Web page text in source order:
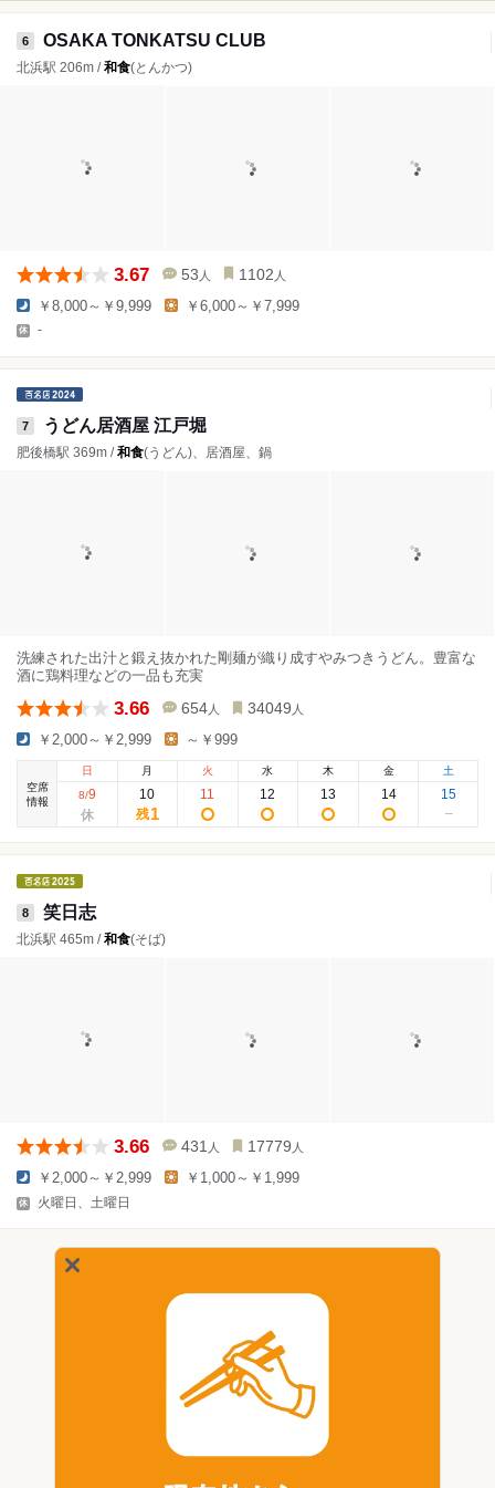
6 OSAKA TONKATSU CLUB
北浜駅 206m /和食(とんかつ)
3.67 53 人 1102 人
￥8,000～￥9,999 ￥6,000～￥7,999
-
7 うどん居酒屋 江戸堀
肥後橋駅 369m /和食(うどん)、居酒屋、鍋
洗練された出汁と鍛え抜かれた剛麺が織り成すやみつきうどん。豊富な
酒に鶏料理などの一品も充実
3.66 654 人 34049 人
￥2,000～￥2,999 ～￥999
空席
情報
日
8/9
月
10
残1
火
11
水
12
木
13
金
14
土
15
8 笑日志
北浜駅 465m /和食(そば)
3.66 431 人 17779 人
￥2,000～￥2,999 ￥1,000～￥1,999
火曜日、土曜日